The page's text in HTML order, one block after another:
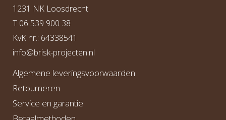
1231 NK Loosdrecht
T 06 539 900 38
KvK nr.: 64338541
info@brisk-projecten.nl
Algemene leveringsvoorwaarden
Retourneren
Service en garantie